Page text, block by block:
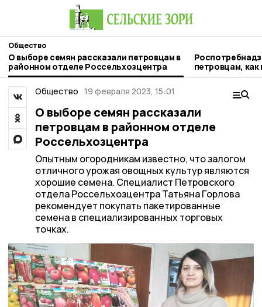
Общество
О выборе семян рассказали петровцам в
районном отделе Россельхозцентра
петровцам,
арбузы и дыни
Общество 19 февраля 2023, 15:01
О выборе семян рассказали
петровцам в районном отделе
Россельхозцентра
Опытным огородникам известно, что залогом
отличного урожая овощных культур являются
хорошие семена. Специалист Петровского
отдела Россельхозцентра Татьяна Горлова
рекомендует покупать пакетированные
семена в специализированных торговых
точках.